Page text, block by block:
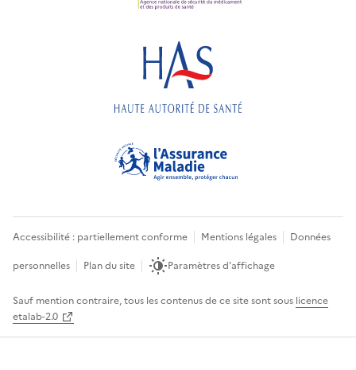
Accessibilité : partiellement conforme Mentions légales
Données
personnelles
Plan du site Paramètres d'affichage
Sauf mention contraire, tous les contenus de ce site sont sous licence
etalab-2.0